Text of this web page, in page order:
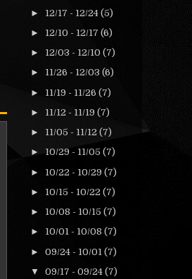
► 12/17 - 12/24 (5)
► 12/10 - 12/17 (6)
► 12/03 - 12/10 (7)
► 11/26 - 12/03 (6)
► 11/19 - 11/26 (7)
► 11/12 - 11/19 (7)
► 11/05 - 11/12 (7)
►10/29 - 11/05 (7)
► 10/22 - 10/29 (7)
► 10/15 - 10/22 (7)
► 10/08 - 10/15 (7)
► 10/01 - 10/08 (7)
► 09/24 - 10/01 (7)
▼ 09/17 - 09/24 (7)